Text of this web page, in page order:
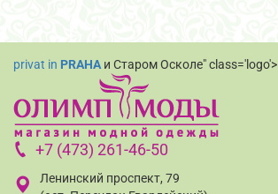
privat in PRAHA и Старом Осколе" class='logo'>
+7 (473) 261-46-50
Ленинский проспект, 79